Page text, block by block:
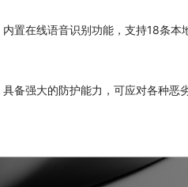
内置在线语音识别功能，支持18条
具备强大的防护能力，可应对各种恶